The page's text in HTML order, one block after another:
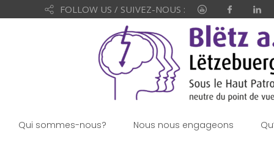
FOLLOW US / SUIVEZ-NOUS :
Qui sommes-nous? Nous nous engageons